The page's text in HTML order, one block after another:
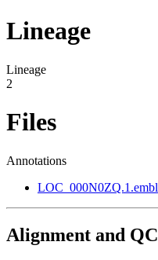
Lineage
Lineage
2
Files
Annotations
LOC_000N0ZQ.1.embl
Alignment and QC